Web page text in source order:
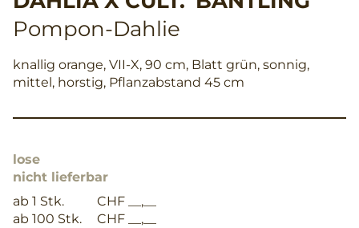
Pompon-Dahlie
knallig orange, VII-X, 90 cm, Blatt grün, sonnig,
mittel, horstig, Pflanzabstand 45 cm
lose
nicht lieferbar
ab 1 Stk.
CHF __,__
ab 100 Stk.
CHF __,__